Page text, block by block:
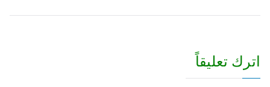
اترك تعليقاً